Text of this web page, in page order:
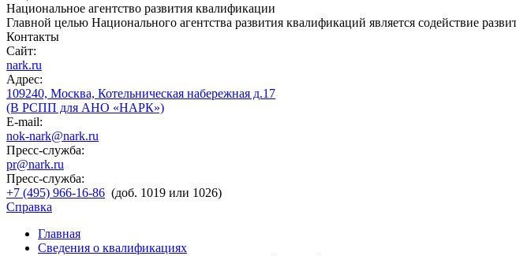
Национальное агентство развития квалификации
Главной целью Национального агентства развития квалификаций является содействие
Контакты
Сайт:
nark.ru
Адрес:
109240, Москва, Котельническая набережная д.17
(В РСПП для АНО «НАРК»)
E-mail:
nok-nark@nark.ru
Пресс-служба:
pr@nark.ru
Пресс-служба:
+7 (495) 966-16-86 (доб. 1019 или 1026)
Справка
Главная
Сведения о квалификациях